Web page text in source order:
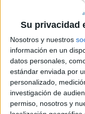
Su privacidad
Nosotros y nuestros
información en un
datos personales,
estándar enviada por
personalizado,
investigación de
permiso, nosotros y
la vida
fantastica
hicham-martil 31/07/
hola todo el mondo